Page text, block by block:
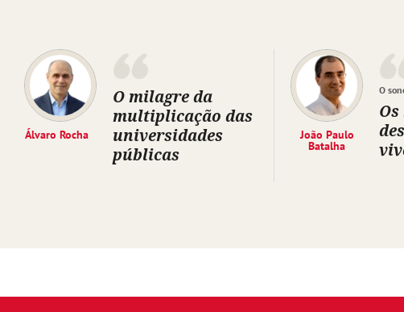
Álvaro Rocha
O milagre da
multiplicação das
universidades
públicas
João Paulo
Batalha
O